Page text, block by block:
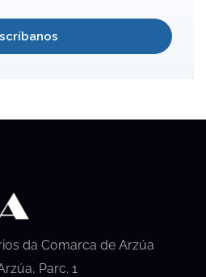
da Comarca de Arzúa
Parc. 1